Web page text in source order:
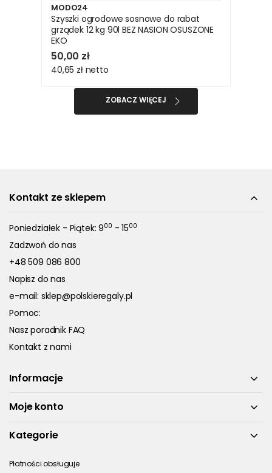
MODO24
Szyszki ogrodowe sosnowe do rabat
grządek 12 kg 90l BEZ NASION OSUSZONE
EKO
50,00 zł
40,65 zł netto
ZOBACZ WIĘCEJ
Kontakt ze sklepem
Poniedziałek - Piątek: 900 - 1500
Zadzwoń do nas
+48 509 086 800
Napisz do nas
e-mail: sklep@polskieregaly.pl
Pomoc:
Nasz poradnik FAQ
Kontakt z nami
Informacje
Moje konto
Kategorie
Płatności obsługuje